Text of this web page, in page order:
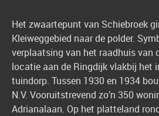
Het zwaartepunt van Schiebroek
Kleiweggebied naar de polder.
verplaatsing van het raadhuis van
locatie aan de Ringdijk vlakbij het
tuindorp. Tussen 1930 en 1934
N.V. Vooruitstrevend zo’n 350
Adrianalaan. Op het platteland